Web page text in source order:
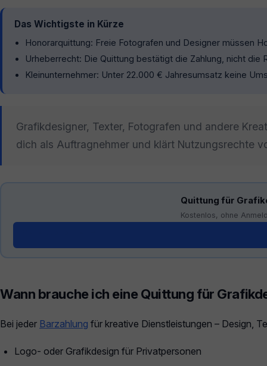
Das Wichtigste in Kürze
Honorarquittung: Freie Fotografen und Designer müssen
Urheberrecht: Die Quittung bestätigt die Zahlung, nicht
Kleinunternehmer: Unter 22.000 € Jahresumsatz keine
Grafikdesigner, Texter, Fotografen und andere
dich als Auftragnehmer und klärt Nutzungsrechte
Quittung für
Kostenlos, ohne
Wann brauche ich eine Quittung für
Bei jeder Barzahlung für kreative Dienstleistungen – Design,
Logo- oder Grafikdesign für Privatpersonen